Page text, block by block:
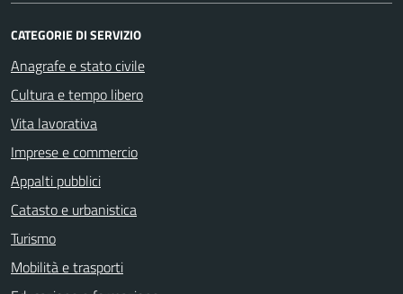
CATEGORIE DI SERVIZIO
Anagrafe e stato civile
Cultura e tempo libero
Vita lavorativa
Imprese e commercio
Appalti pubblici
Catasto e urbanistica
Turismo
Mobilità e trasporti